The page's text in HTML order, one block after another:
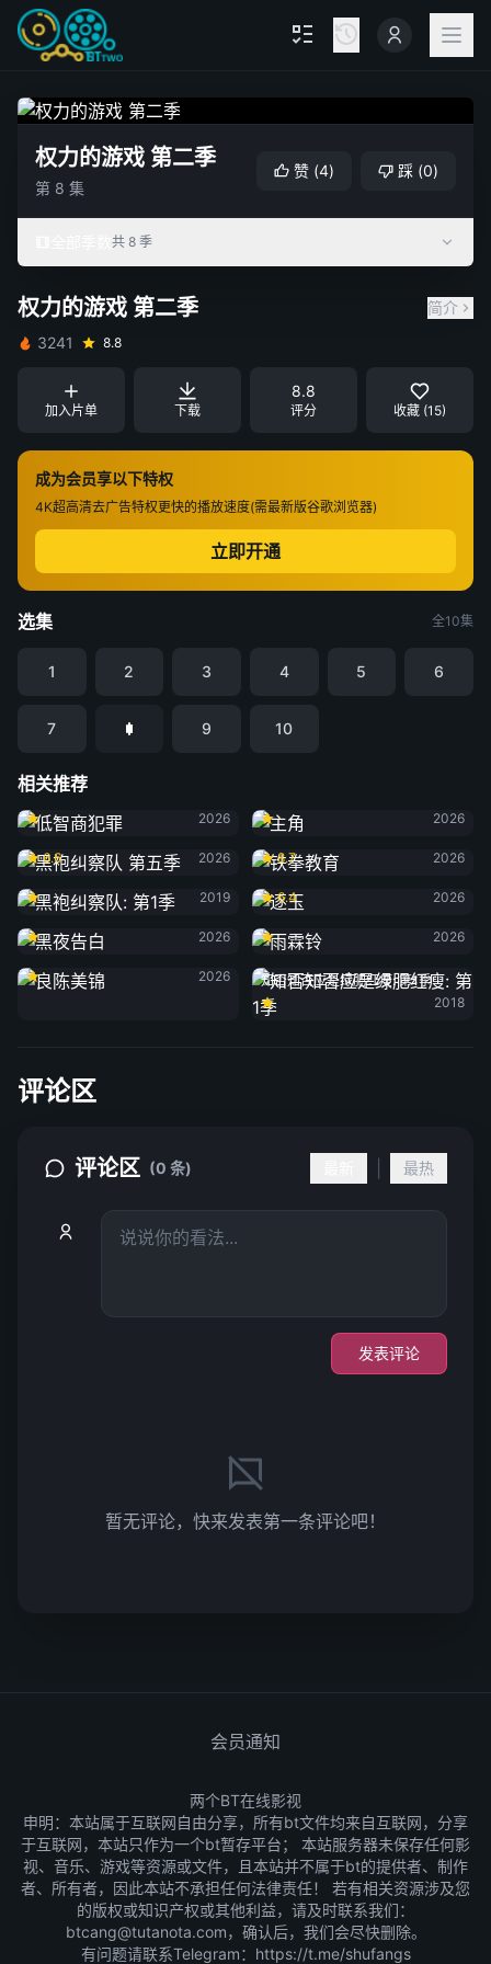
权力的游戏 第二季
第 8 集
赞 (4) 踩 (0)
共 8 季
权力的游戏 第二季
简介
3241
8.8
加入片单 下载
8.8
评分 收藏 (15)
成为会员享以下特权
4K超高清去广告特权更快的播放速度(需最新版谷歌浏览器)
立即开通
选集 全10集
1 2 3 4 5 6
7 9 10
相关推荐
低智商犯罪
2026
2026
黑袍纠察队 第五季
6.6
2026
铁拳教育
8.7
2026
黑袍纠察队: 第1季
2019
逐玉
6.4
2026
黑夜告白
2026
雨霖铃
2026
良陈美锦
2026
知否知否应是绿肥红瘦: 第1季
2018
评论区
评论区 (0 条) 最热
发表评论
暂无评论，快来发表第一条评论吧！
会员通知
两个BT在线影视
申明：本站属于互联网自由分享，所有bt文件均来自互联网，分享
于互联网，本站只作为一个bt暂存平台； 本站服务器未保存任何影
视、音乐、游戏等资源或文件，且本站并不属于bt的提供者、制作
者、所有者，因此本站不承担任何法律责任！ 若有相关资源涉及您
的版权或知识产权或其他利益，请及时联系我们：
btcang@tutanota.com，确认后，我们会尽快删除。
有问题请联系Telegram： https://t.me/shufangs